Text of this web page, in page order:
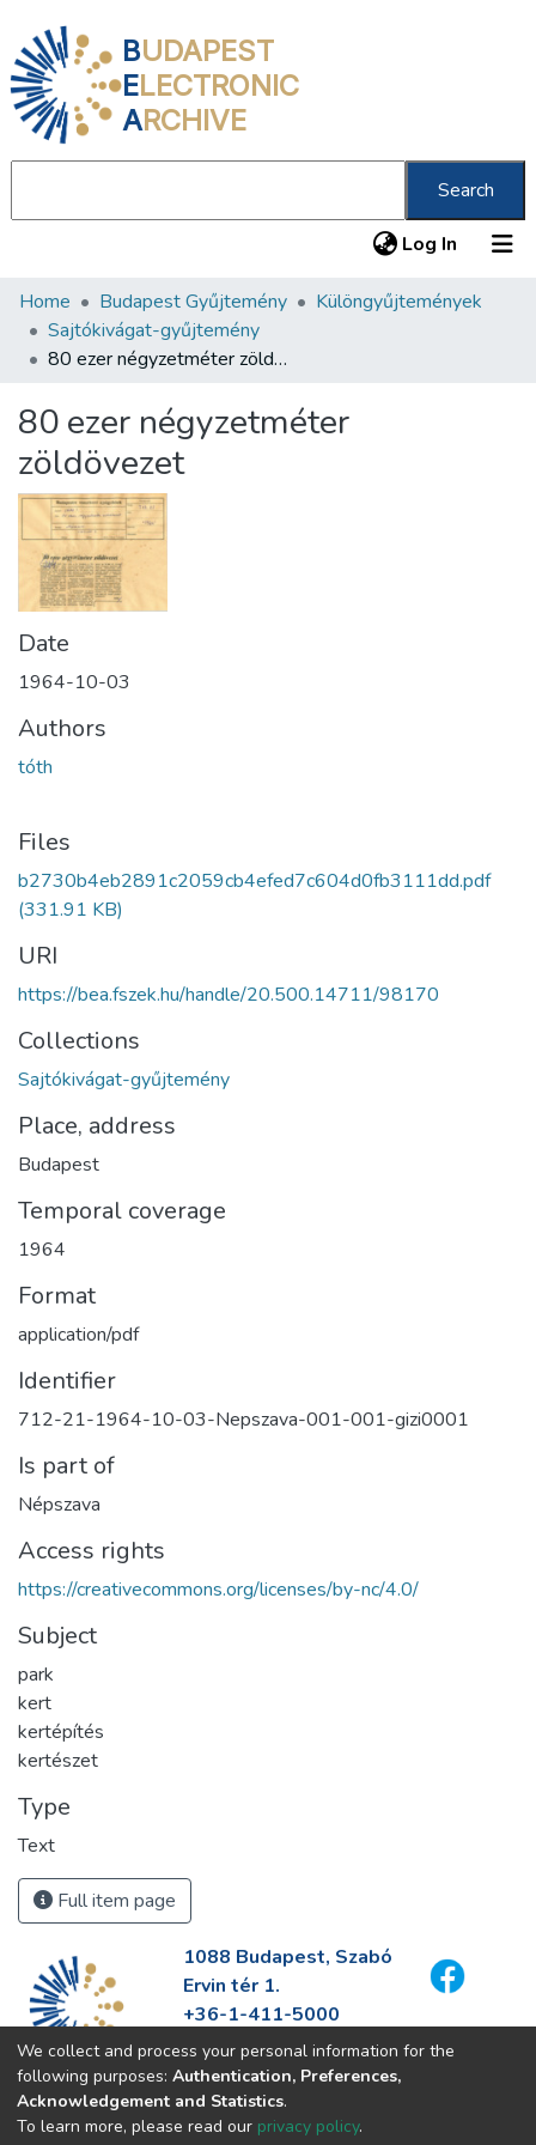
BUDAPEST
ELECTRONIC
ARCHIVE
Search
Log In (current)
Communities & Collections
All of DSpace
About us
Home Budapest Gyűjtemény
Különgyűjtemények
Sajtókivágat-gyűjtemény
80 ezer négyzetméter zöldövezet
80 ezer négyzetméter
zöldövezet
Date
1964-10-03
Authors
tóth
Files
b2730b4eb2891c2059cb4efed7c604d0fb3111dd.pdf
(331.91 KB)
URI
https://bea.fszek.hu/handle/20.500.14711/98170
Collections
Sajtókivágat-gyűjtemény
Place, address
Budapest
Temporal coverage
1964
Format
application/pdf
Identifier
712-21-1964-10-03-Nepszava-001-001-gizi0001
Is part of
Népszava
Access rights
https://creativecommons.org/licenses/by-nc/4.0/
Subject
park
kert
kertépítés
kertészet
Type
Text
Full item page
1088 Budapest, Szabó
Ervin tér 1.
+36-1-411-5000
info@fszek.hu
https://fszek.hu
We collect and process your personal information for the
following purposes: Authentication, Preferences,
Acknowledgement and Statistics.
To learn more, please read our privacy policy.